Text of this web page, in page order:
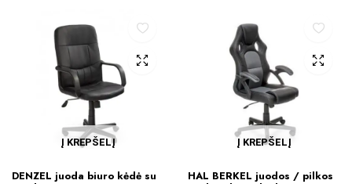
Į KREPŠELĮ
DENZEL juoda biuro kėdė su
Į KREPŠELĮ
HAL BERKEL juodos / pilkos